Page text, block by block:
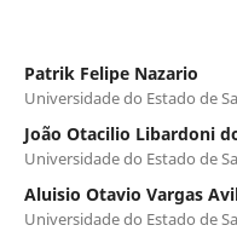
Patrik Felipe Nazario
Universidade do Estado de
João Otacilio Libardoni
Universidade do Estado de
Aluisio Otavio Vargas
Universidade do Estado de